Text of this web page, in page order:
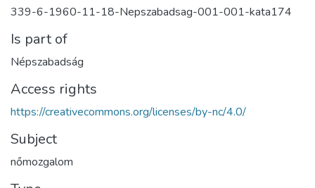
339-6-1960-11-18-Nepszabadsag-001-001-kata174
Is part of
Népszabadság
Access rights
https://creativecommons.org/licenses/by-nc/4.0/
Subject
nőmozgalom